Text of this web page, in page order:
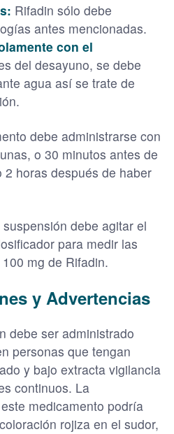
Rifadin sólo debe
antes mencionadas.
con el
del desayuno, se debe
agua así se trate de
debe administrarse con
o 30 minutos antes de
horas después de haber
debe agitar el
para medir las
mg de Rifadin.
y Advertencias
debe ser administrado
personas que tengan
y bajo extracta vigilancia
continuos. La
medicamento podría
rojiza en el sudor,